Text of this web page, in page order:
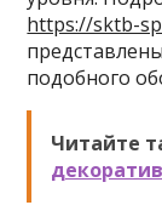
https://sktb-
подобного
Читайте